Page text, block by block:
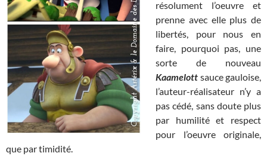
résolument l’oeuvre et
prenne avec elle plus de
libertés, pour nous en
faire, pourquoi pas, une
sorte de nouveau
Kaamelott sauce gauloise,
l’auteur-réalisateur n’y a
pas cédé, sans doute plus
par humilité et respect
pour l’oeuvre originale,
que par timidité.